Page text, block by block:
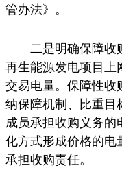
管办法》。
二是明确保障
再生能源发电项目上
交易电量。保障性收
纳保障机制、比重目
成员承担收购义务
化方式形成价格的电
承担收购责任。